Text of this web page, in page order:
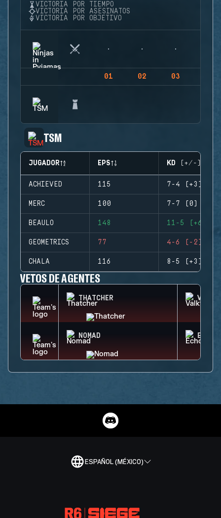
VICTORIA POR TIEMPO
VICTORIA POR ASESINATOS
VICTORIA POR OBJETIVO
01 02 03
TSM
JUGADOR EPS KD (+/-)
ACHIEVED 115 7-4 (+3)
MERC 100 7-7 (0)
BEAULO 148 11-5 (+6)
GEOMETRICS 77 4-6 (-2)
CHALA 116 8-5 (+3)
VETOS DE AGENTES
THATCHER
NOMAD ECHO
ESPAÑOL (MÉXICO)